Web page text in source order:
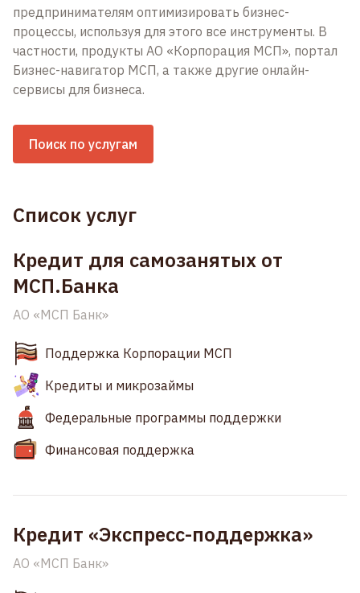
предпринимателям оптимизировать бизнес-
процессы, используя для этого все инструменты. В
частности, продукты АО «Корпорация МСП», портал
Бизнес-навигатор МСП, а также другие онлайн-
сервисы для бизнеса.
Поиск по услугам
Список услуг
Кредит для самозанятых от
МСП.Банка
АО «МСП Банк»
Поддержка Корпорации МСП
Кредиты и микрозаймы
Федеральные программы поддержки
Финансовая поддержка
Кредит «Экспресс-поддержка»
АО «МСП Банк»